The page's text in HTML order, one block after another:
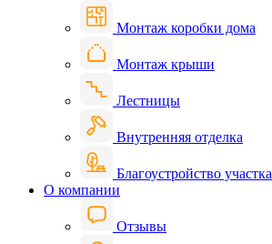
Монтаж коробки дома
Монтаж крыши
Лестницы
Внутренняя отделка
Благоустройство участка
О компании
Отзывы